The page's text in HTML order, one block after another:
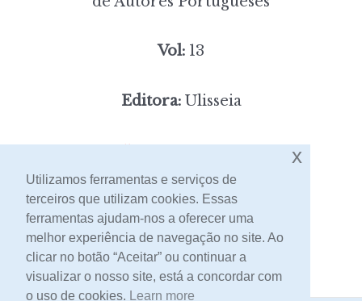
Vol: 13
Editora:Ulisseia
[portes incluídos]
Contacto
Utilizamos ferramentas e serviços de
terceiros que utilizam cookies. Essas
ferramentas ajudam-nos a oferecer uma
melhor experiência de navegação no site. Ao
clicar no botão “Aceitar” ou continuar a
visualizar o nosso site, está a concordar com
o uso de cookies. Learn more
x